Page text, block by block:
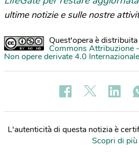
ultime notizie e sulle nostre
Quest'opera è
Commons Attribuzione
Non opere derivate 4.0 Internazionale
L'autenticità di questa notizia è
Scopri di più